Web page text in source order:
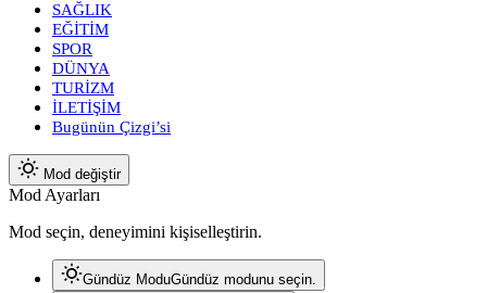
SAĞLIK
EĞİTİM
SPOR
DÜNYA
TURİZM
İLETİŞİM
Bugünün Çizgi’si
Mod değiştir
Mod Ayarları
Mod seçin, deneyimini kişiselleştirin.
Gündüz ModuGündüz modunu seçin.